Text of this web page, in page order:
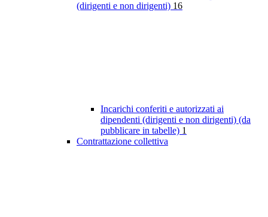
(dirigenti e non dirigenti) 16
Incarichi conferiti e autorizzati ai
dipendenti (dirigenti e non dirigenti) (da
pubblicare in tabelle) 1
Contrattazione collettiva